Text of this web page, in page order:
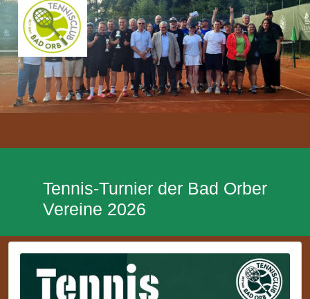
Tennis-Turnier der Bad Orber
Vereine 2026